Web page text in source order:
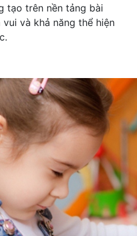
tạo trên nền tảng bài
và khả năng thể hiện